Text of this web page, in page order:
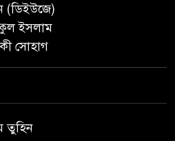
পরিস্কার পরিচ্ছন্নতা ও
অভিযান শুরু করেছে
ও পরিবেশে নতুন সম্ভাবনা;
গুরুত্ব দিচ্ছে উপজেলা
(ডিইউজে)
ইসলাম
সোহাগ
তুহিন